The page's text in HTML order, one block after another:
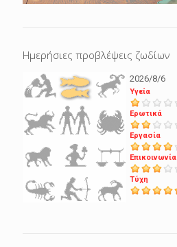
Ημερήσιες προβλέψεις ζωδίων
2026/8/6
Υγεία
Ερωτικά
Εργασία
Επικοινωνία
Τύχη